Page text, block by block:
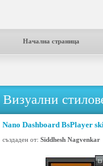
Начална страница
Визуални
Nano Dashboard BsPlayer
създаден от: Siddhesh Nagvenkar